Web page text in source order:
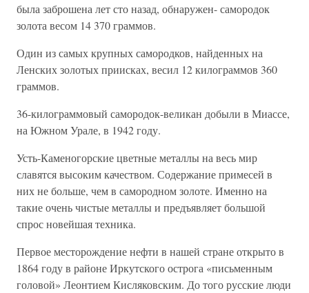
была заброшена лет сто назад, обнаружен- самородок
золота весом 14 370 граммов.
Один из самых крупных самородков, найденных на
Ленских золотых приисках, весил 12 килограммов 360
граммов.
36-килограммовый самородок-великан добыли в Миассе,
на Южном Урале, в 1942 году.
Усть-Каменогорские цветные металлы на весь мир
славятся высоким качеством. Содержание примесей в
них не больше, чем в самородном золоте. Именно на
такие очень чистые металлы и предъявляет большой
спрос новейшая техника.
Первое месторождение нефти в нашей стране открыто в
1864 году в районе Иркутского острога «письменным
головой» Леонтием Кисляковским. До того русские люди